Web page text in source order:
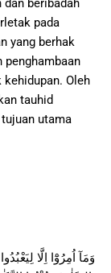
beribadah
pada
yang berhak
penghambaan
Oleh
tauhid
utama
وَمَآ اُمِرُوْٓا اِلَّا